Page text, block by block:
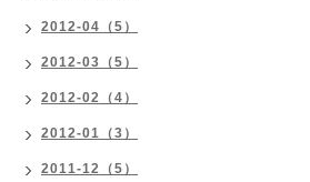
2012-04（5）
2012-03（5）
2012-02（4）
2012-01（3）
2011-12（5）